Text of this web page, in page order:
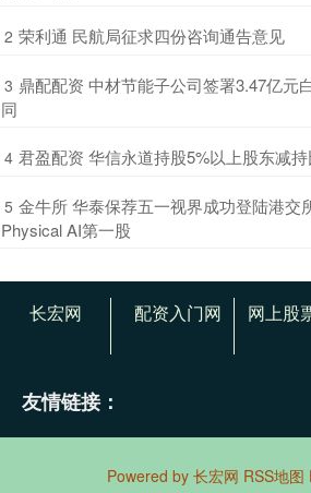
2 ​荣利通 民航局征求四份咨询通告意见
3 鼎配配资 中材节能子公司签署3.47亿元
同
4 君盈配资 华信永道持股5%以上股东减
5 金牛所 华泰保荐五一视界成功登陆港交
Physical AI第一股
长宏网 配资入门网 网上股
友情链接：
Powered by 长宏网 RSS地图